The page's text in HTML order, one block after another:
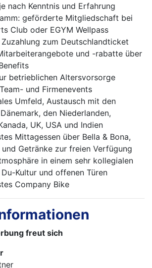
nach Kenntnis und Erfahrung
geförderte Mitgliedschaft bei
Club oder EGYM Wellpass
zum Deutschlandticket
und -rabatte über
betrieblichen Altersvorsorge
und Firmenevents
Umfeld, Austausch mit den
den Niederlanden,
UK, USA und Indien
Mittagessen über Bella & Bona,
Getränke zur freien Verfügung
in einem sehr kollegialen
Kultur und offenen Türen
Company Bike
freut sich